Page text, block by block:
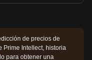
de precios de
Prime Intellect, historia
para obtener una